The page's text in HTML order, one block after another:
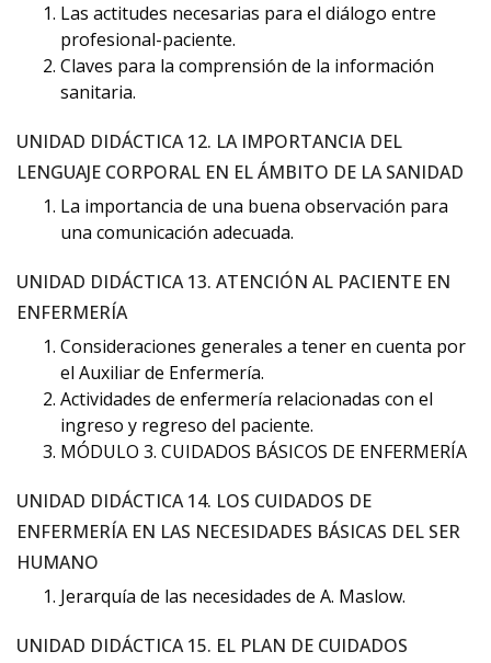
Las actitudes necesarias para el diálogo entre
profesional-paciente.
Claves para la comprensión de la información
sanitaria.
UNIDAD DIDÁCTICA 12. LA IMPORTANCIA DEL
LENGUAJE CORPORAL EN EL ÁMBITO DE LA SANIDAD
La importancia de una buena observación para
una comunicación adecuada.
UNIDAD DIDÁCTICA 13. ATENCIÓN AL PACIENTE EN
ENFERMERÍA
Consideraciones generales a tener en cuenta por
el Auxiliar de Enfermería.
Actividades de enfermería relacionadas con el
ingreso y regreso del paciente.
MÓDULO 3. CUIDADOS BÁSICOS DE ENFERMERÍA
UNIDAD DIDÁCTICA 14. LOS CUIDADOS DE
ENFERMERÍA EN LAS NECESIDADES BÁSICAS DEL SER
HUMANO
Jerarquía de las necesidades de A. Maslow.
UNIDAD DIDÁCTICA 15. EL PLAN DE CUIDADOS